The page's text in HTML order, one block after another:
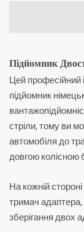
Підйомник
Цей професійний
підйомник
стріли, тому ви
автомобіля до
довгою колісною
На кожній
тримач
зберігання двох